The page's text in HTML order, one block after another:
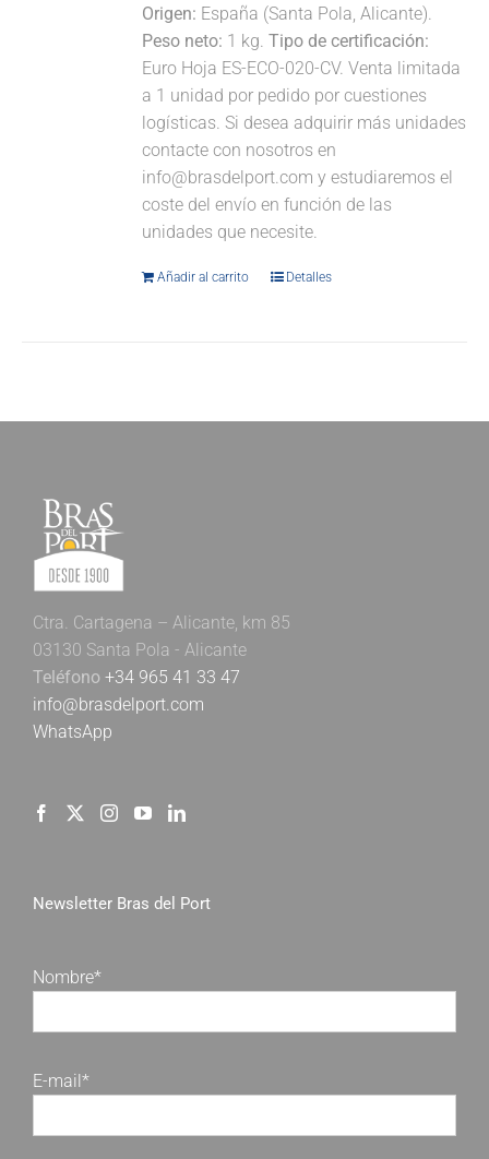
Origen: España (Santa Pola, Alicante).
Peso neto: 1 kg.Tipo de certificación:
Euro Hoja ES-ECO-020-CV. Venta limitada
a 1 unidad por pedido por cuestiones
logísticas. Si desea adquirir más unidades
contacte con nosotros en
info@brasdelport.com y estudiaremos el
coste del envío en función de las
unidades que necesite.
Añadir al carrito Detalles
Ctra. Cartagena – Alicante, km 85
03130 Santa Pola - Alicante
Teléfono +34 965 41 33 47
info@brasdelport.com
WhatsApp
Newsletter Bras del Port
Nombre*
E-mail*